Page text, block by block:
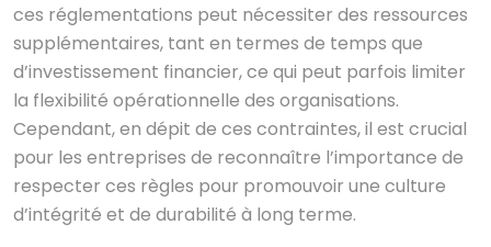
ces réglementations peut nécessiter des ressources
supplémentaires, tant en termes de temps que
d’investissement financier, ce qui peut parfois limiter
la flexibilité opérationnelle des organisations.
Cependant, en dépit de ces contraintes, il est crucial
pour les entreprises de reconnaître l’importance de
respecter ces règles pour promouvoir une culture
d’intégrité et de durabilité à long terme.